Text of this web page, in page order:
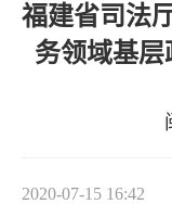
福建省司法
务领域基层
2020-07-15 16:42